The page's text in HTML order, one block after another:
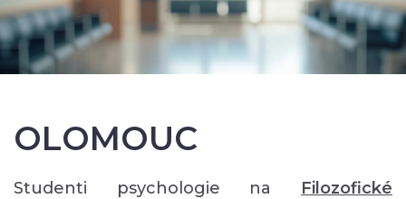
OLOMOUC
Studenti psychologie na Filozofické